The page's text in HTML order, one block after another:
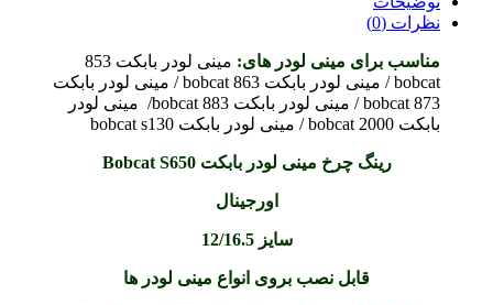
نظرات (0)
مناسب برای مینی لودر های:
مینی لودر بابکت 853
bobcat / مینی لودر بابکت 863 bobcat / مینی لودر بابکت
bobcat 873 / مینی لودر بابکت bobcat 883/ مینی لودر
بابکت 2000 bobcat / مینی لودر بابکت bobcat s130
رینگ چرخ مینی لودر بابکت Bobcat S650
اورجینال
سایز 12/16.5
قابل نصب بروی انواع مینی لودر ها